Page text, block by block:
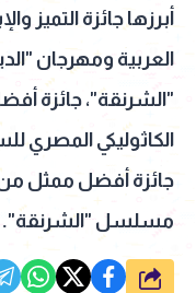
أبرزها جائزة التميز
العربية ومهرجان
"الشرنقة"، جائزة
الكاثوليكي المصري
جائزة أفضل ممثل
مسلسل "الشرنقة".
شارك